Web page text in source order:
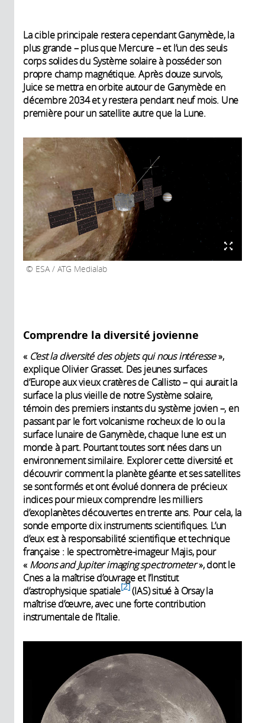
La cible principale restera cependant Ganymède, la
plus grande – plus que Mercure – et l’un des seuls
corps solides du Système solaire à posséder son
propre champ magnétique. Après douze survols,
Juice se mettra en orbite autour de Ganymède en
décembre 2034 et y restera pendant neuf mois. Une
première pour un satellite autre que la Lune.
ESA / ATG Medialab
Comprendre la diversité jovienne
« C’est la diversité des objets qui nous intéresse»,
explique Olivier Grasset. Des jeunes surfaces
d’Europe aux vieux cratères de Callisto – qui aurait la
surface la plus vieille de notre Système solaire,
témoin des premiers instants du système jovien –, en
passant par le fort volcanisme rocheux de Io ou la
surface lunaire de Ganymède, chaque lune est un
monde à part. Pourtant toutes sont nées dans un
environnement similaire. Explorer cette diversité et
découvrir comment la planète géante et ses satellites
se sont formés et ont évolué donnera de précieux
indices pour mieux comprendre les milliers
d’exoplanètes découvertes en trente ans. Pour cela, la
sonde emporte dix instruments scientifiques. L’un
d’eux est à responsabilité scientifique et technique
française : le spectromètre-imageur Majis, pour
« Moons and Jupiter imaging spectrometer», dont le
Cnes a la maîtrise d’ouvrage et l’Institut
d’astrophysique spatiale 2 (IAS) situé à Orsay la
maîtrise d’œuvre, avec une forte contribution
instrumentale de l’Italie.